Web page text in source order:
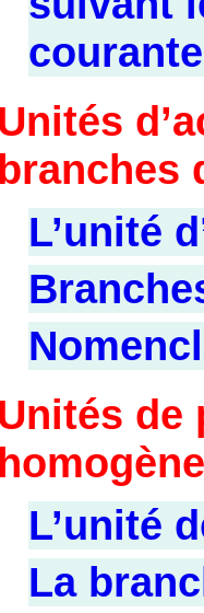
L’unité
de
L’unité
La